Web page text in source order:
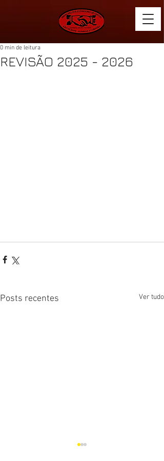
REVISÃO 2025 - 2026
0 min de leitura
Posts recentes Ver tudo